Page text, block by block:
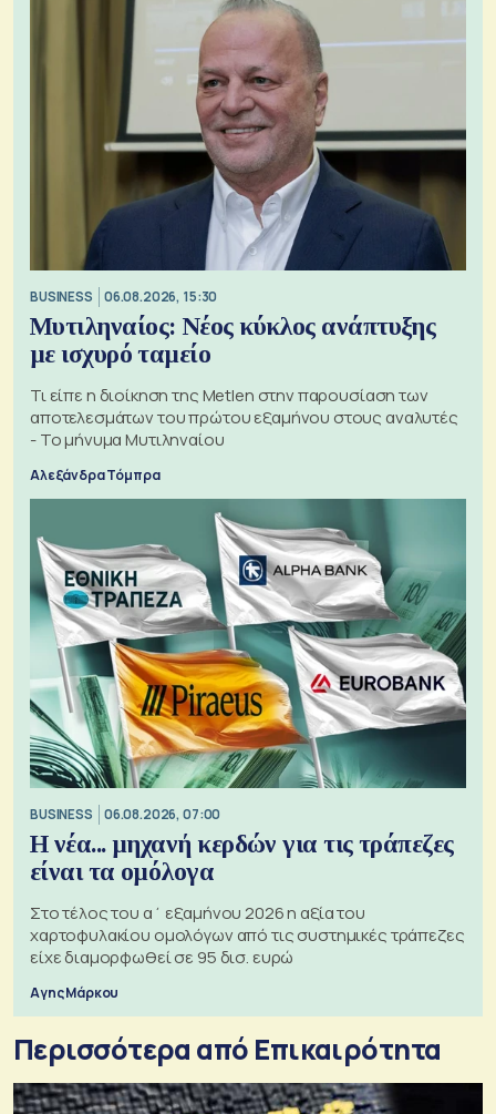
BUSINESS 06.08.2026, 15:30
Μυτιληναίος: Νέος κύκλος ανάπτυξης
με ισχυρό ταμείο
Τι είπε η διοίκηση της Metlen στην παρουσίαση των
αποτελεσμάτων του πρώτου εξαμήνου στους αναλυτές
- Το μήνυμα Μυτιληναίου
Αλεξάνδρα Τόμπρα
BUSINESS 06.08.2026, 07:00
Η νέα... μηχανή κερδών για τις τράπεζες
είναι τα ομόλογα
Στο τέλος του α΄ εξαμήνου 2026 η αξία του
χαρτοφυλακίου ομολόγων από τις συστημικές τράπεζες
είχε διαμορφωθεί σε 95 δισ. ευρώ
Αγης Μάρκου
Περισσότερα από Επικαιρότητα